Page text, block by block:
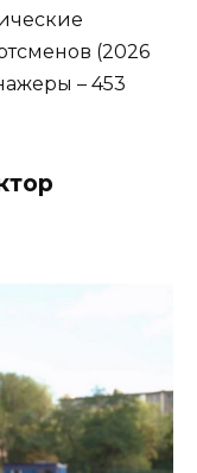
(2026
– 453